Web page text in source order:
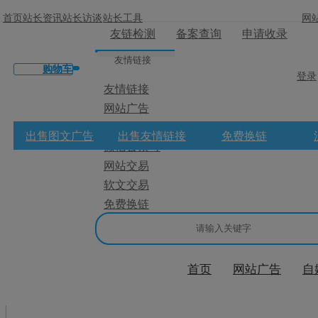
首页 站长资讯站长访谈站长工具
友链检测 备案查询 申请收录
网
登录
友情链接
友情链接
网站广告
网站交易
软文交易
免费换链
购物车
首页 网站广告 自
出售图文广告 出售友情链接 免费换链
×